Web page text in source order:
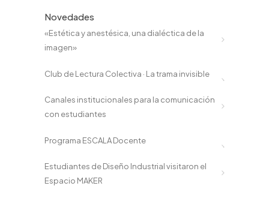
Novedades
«Estética y anestésica, una dialéctica de la
imagen»
Club de Lectura Colectiva · La trama invisible
Canales institucionales para la comunicación
con estudiantes
Programa ESCALA Docente
Estudiantes de Diseño Industrial visitaron el
Espacio MAKER